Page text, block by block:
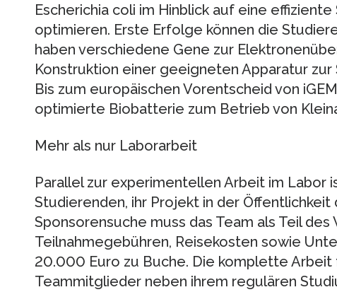
Escherichia coli im Hinblick auf eine
optimieren. Erste Erfolge können die
haben verschiedene Gene zur
Konstruktion einer geeigneten Apparatur
Bis zum europäischen Vorentscheid von
optimierte Biobatterie zum Betrieb von
Mehr als nur Laborarbeit
Parallel zur experimentellen Arbeit im Labor
Studierenden, ihr Projekt in der Öffentlichkeit
Sponsorensuche muss das Team als Teil
Teilnahmegebühren, Reisekosten sowie
20.000 Euro zu Buche. Die komplette
Teammitglieder neben ihrem regulären